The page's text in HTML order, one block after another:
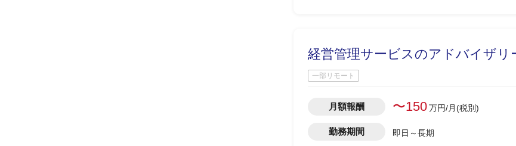
<業務内容＞
① BIツール(Qlick Sense)を使用
➁ 中長期販売計画をとりまとめ
(excelの入力フォームのアッ
のグラフ作成 等)
経営管理サービスのアドバイザリ
一部リモート
月額報酬 〜150万円/月(税別)
勤務期間 即日～長期